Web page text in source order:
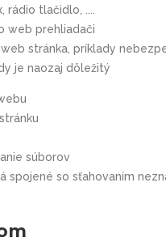
tlačidlo, ....
web prehliadači
stránka, príklady
je naozaj dôležitý
súborov
spojené so sťahovaním